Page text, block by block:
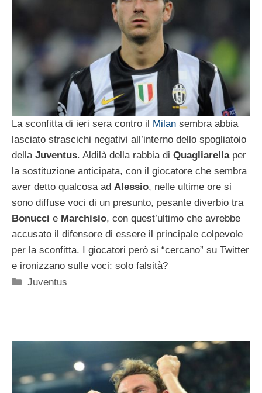
La sconfitta di ieri sera contro il Milan sembra abbia
lasciato strascichi negativi all’interno dello spogliatoio
della Juventus. Aldilà della rabbia di Quagliarellaper
la sostituzione anticipata, con il giocatore che sembra
aver detto qualcosa ad Alessio, nelle ultime ore si
sono diffuse voci di un presunto, pesante diverbio tra
Bonucci e Marchisio, con quest’ultimo che avrebbe
accusato il difensore di essere il principale colpevole
per la sconfitta. I giocatori però si “cercano” su Twitter
e ironizzano sulle voci: solo falsità?
Categorie
Juventus